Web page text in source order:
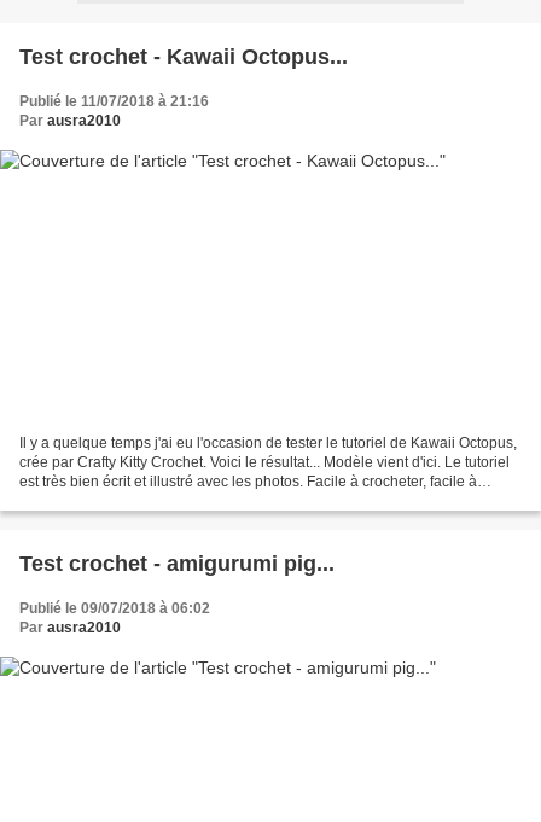
Test crochet - Kawaii Octopus...
Publié le 11/07/2018 à 21:16
Par ausra2010
Il y a quelque temps j'ai eu l'occasion de tester le tutoriel de Kawaii Octopus,
crée par Crafty Kitty Crochet. Voici le résultat... Modèle vient d'ici. Le tutoriel
est très bien écrit et illustré avec les photos. Facile à crocheter, facile à
Test crochet - amigurumi pig...
Publié le 09/07/2018 à 06:02
Par ausra2010